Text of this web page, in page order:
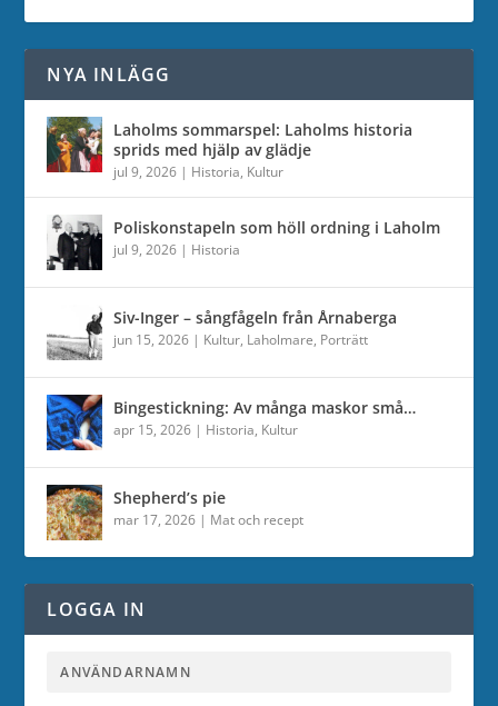
NYA INLÄGG
Laholms sommarspel: Laholms historia
sprids med hjälp av glädje
jul 9, 2026 | Historia, Kultur
Poliskonstapeln som höll ordning i Laholm
jul 9, 2026 | Historia
Siv-Inger – sångfågeln från Årnaberga
jun 15, 2026 | Kultur, Laholmare, Porträtt
Bingestickning: Av många maskor små…
apr 15, 2026 | Historia, Kultur
Shepherd’s pie
mar 17, 2026 | Mat och recept
LOGGA IN